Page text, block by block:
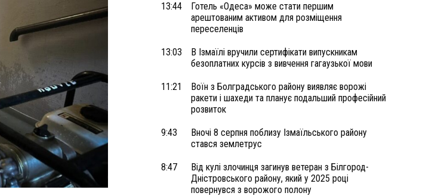
13:44
Готель «Одеса» може стати першим
арештованим активом для розміщення
переселенців
13:03
В Ізмаїлі вручили сертифікати випускникам
безоплатних курсів з вивчення гагаузької мови
11:21
Воїн з Болградського району виявляє ворожі
ракети і шахеди та планує подальший професійний
розвиток
9:43
Вночі 8 серпня поблизу Ізмаїльського району
стався землетрус
8:47
Від кулі злочинця загинув ветеран з Білгород-
Дністровського району, який у 2025 році
повернувся з ворожого полону